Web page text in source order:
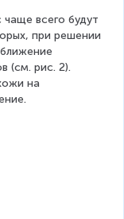
всего будут
при решении
(см. рис. 2).
на